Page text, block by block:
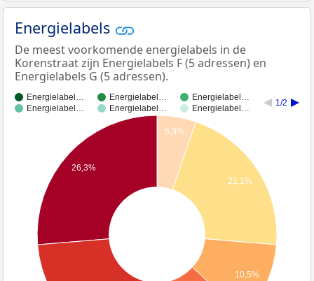
Energielabels
De meest voorkomende energielabels in de
Korenstraat zijn Energielabels F (5 adressen) en
Energielabels G (5 adressen).
Energielabel… Energielabel…
Energielabel…
Energielabel…
Energielabel… Energielabel…
1/2
5,3%
21,1%
10,5%
26,3%